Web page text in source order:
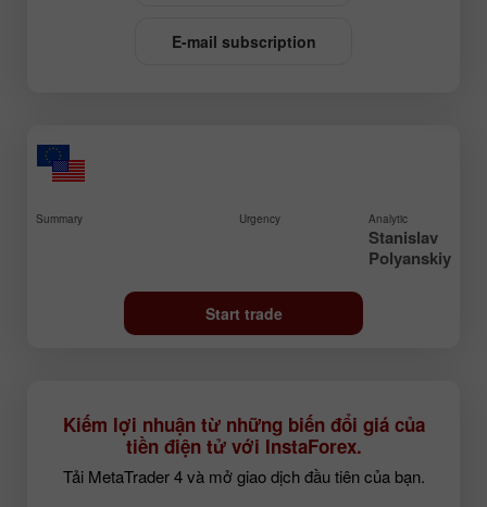
E-mail subscription
Summary Urgency Analytic
Stanislav
Polyanskiy
Start trade
Kiếm lợi nhuận từ những biến đổi giá của
tiền điện tử với InstaForex.
Tải MetaTrader 4 và mở giao dịch đầu tiên của bạn.